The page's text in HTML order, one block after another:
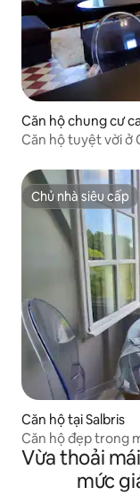
Căn hộ chung cư
Căn hộ tuyệt vời ở
Chủ nhà siêu cấp
Chủ nhà siêu cấp
Căn hộ tại Salbris
Căn hộ đẹp trong
Vừa thoải
mức